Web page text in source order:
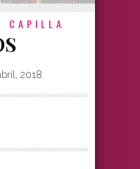
CAPILLA
2018